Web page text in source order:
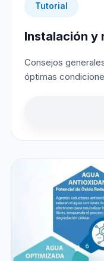
Tutorial
Instalación y
Consejos
óptimas